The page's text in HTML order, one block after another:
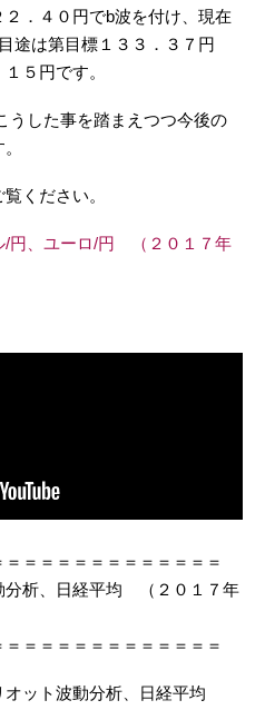
．４０円でb波を付け、現在
途は第目標１３３．３７円
５円です。
うした事を踏まえつつ今後の
ください。
/円、ユーロ/円 （２０１７年
＝＝＝＝＝＝＝＝＝＝＝＝
析、日経平均 （２０１７年
＝＝＝＝＝＝＝＝＝＝＝＝
オット波動分析、日経平均